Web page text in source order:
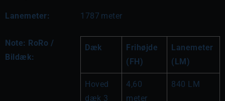
Lanemeter: 1787 meter
Note: RoRo /
Bildæk:
Dæk
Frihøjde
(FH)
Lanemeter
(LM)
Hoved
dæk 3
4,60
meter
840 LM